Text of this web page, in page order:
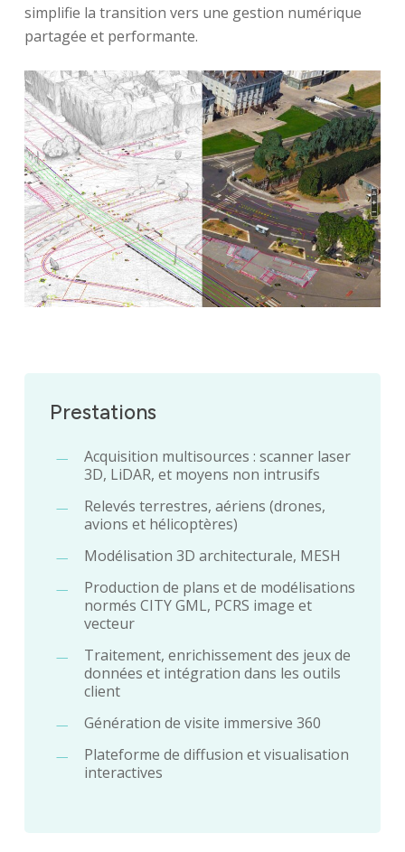
simplifie la transition vers une gestion numérique
partagée et performante.
Prestations
Acquisition multisources : scanner laser
3D, LiDAR, et moyens non intrusifs
Relevés terrestres, aériens (drones,
avions et hélicoptères)
Modélisation 3D architecturale, MESH
Production de plans et de modélisations
normés CITY GML, PCRS image et
vecteur
Traitement, enrichissement des jeux de
données et intégration dans les outils
client
Génération de visite immersive 360
Plateforme de diffusion et visualisation
interactives